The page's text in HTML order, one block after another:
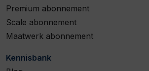
Premium abonnement
Scale abonnement
Maatwerk abonnement
Kennisbank